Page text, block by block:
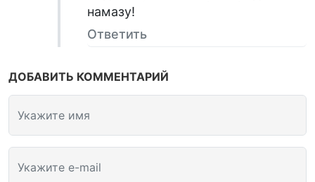
намазу!
Ответить
ДОБАВИТЬ КОММЕНТАРИЙ
Укажите имя
Укажите e-mail